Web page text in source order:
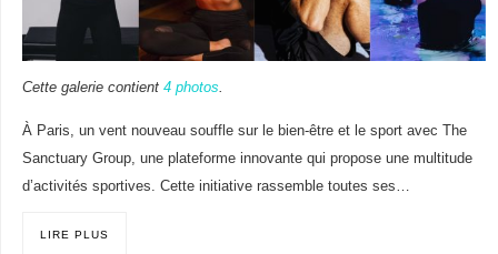
Cette galerie contient 4 photos.
À Paris, un vent nouveau souffle sur le bien-être et le sport avec The
Sanctuary Group, une plateforme innovante qui propose une multitude
d’activités sportives. Cette initiative rassemble toutes ses…
LIRE PLUS